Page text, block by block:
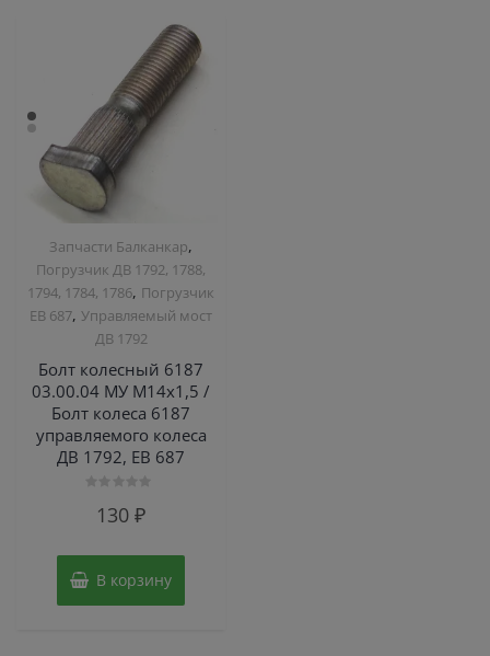
Запчасти Балканкар,
Погрузчик ДВ 1792, 1788,
1794, 1784, 1786, Погрузчик
ЕВ 687,Управляемый мост
ДВ 1792
Болт колесный 6187
03.00.04 МУ М14х1,5 /
Болт колеса 6187
управляемого колеса
ДВ 1792, ЕВ 687
130₽
В корзину